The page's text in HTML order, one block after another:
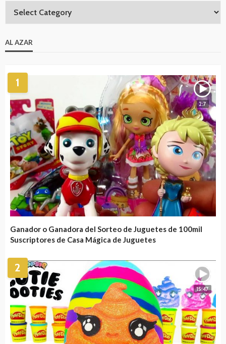
AL AZAR
1
2:7
Ganador o Ganadora del Sorteo de Juguetes de 100mil
Suscriptores de Casa Mágica de Juguetes
2
15:47